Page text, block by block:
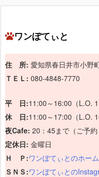
ワンぽてぃと
住 所: 愛知県春日井市小野
ＴＥＬ: 080-4848-7770
平 日:11:00～16:00（L.O.
休 日:11:00～17:00（L.O.
夜Cafe: 20：45まで（ご予約
定休日: 金曜日
Ｈ Ｐ:ワンぽてぃとのホー
ＳＮＳ:ワンぽてぃとの